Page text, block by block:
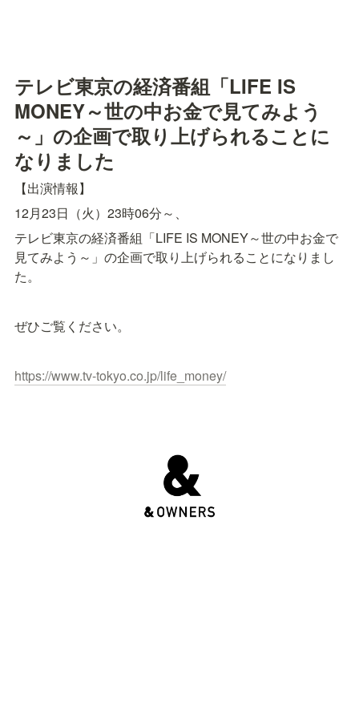
テレビ東京の経済番組「LIFE IS
MONEY～世の中お金で見てみよう
～」の企画で取り上げられることに
なりました
【出演情報】
12月23日（火）23時06分～、
テレビ東京の経済番組「LIFE IS MONEY～世の中お金で
見てみよう～」の企画で取り上げられることになりまし
た。
ぜひご覧ください。
https://www.tv-tokyo.co.jp/life_money/